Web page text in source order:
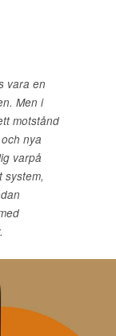
vara en
Men i
motstånd
nya
varpå
system,